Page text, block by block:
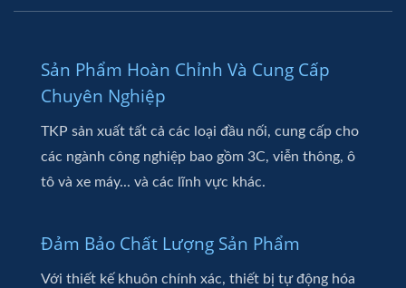
Sản Phẩm Hoàn Chỉnh Và Cung Cấp
Chuyên Nghiệp
TKP sản xuất tất cả các loại đầu nối, cung cấp cho
các ngành công nghiệp bao gồm 3C, viễn thông, ô
tô và xe máy... và các lĩnh vực khác.
Đảm Bảo Chất Lượng Sản Phẩm
Với thiết kế khuôn chính xác, thiết bị tự động hóa